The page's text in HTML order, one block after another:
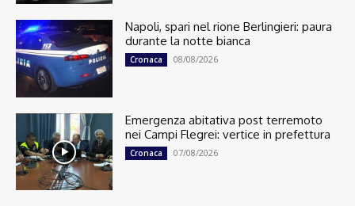
Napoli, spari nel rione Berlingieri: paura
durante la notte bianca
Cronaca 08/08/2026
Emergenza abitativa post terremoto
nei Campi Flegrei: vertice in prefettura
Cronaca 07/08/2026